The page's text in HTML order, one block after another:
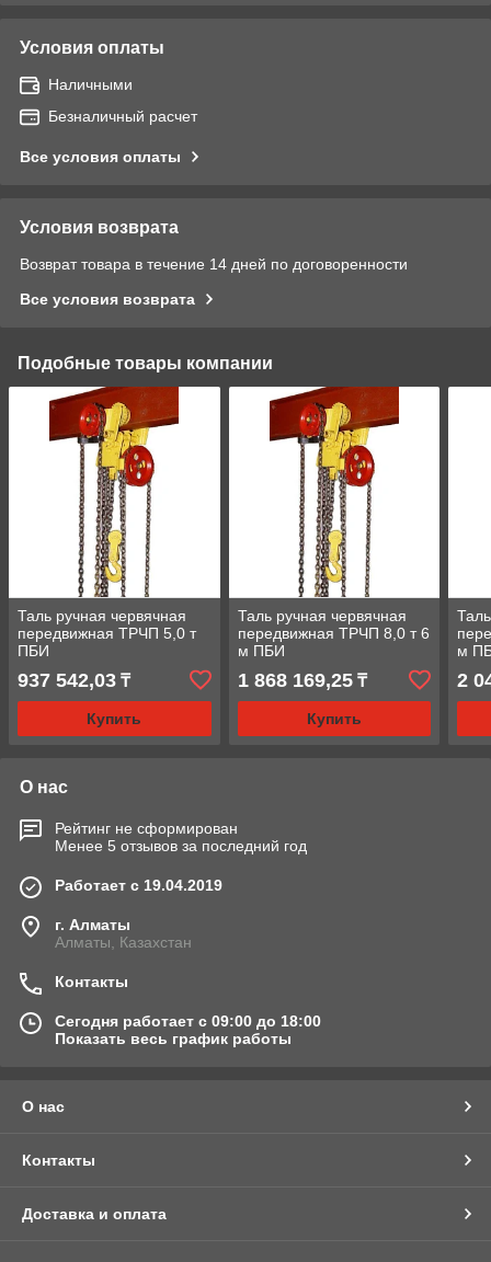
Условия оплаты
Наличными
Безналичный расчет
Все условия оплаты
Условия возврата
Возврат товара в течение 14 дней по договоренности
Все условия возврата
Подобные товары компании
Таль ручная червячная
передвижная ТРЧП 5,0 т
ПБИ
937 542,03 ₸
Купить
Таль ручная червячная
передвижная ТРЧП 8,0 т 6
м ПБИ
1 868 169,25₸
Купить
м
2
О нас
Рейтинг не сформирован
Менее 5 отзывов за последний год
Работает с 19.04.2019
г. Алматы
Алматы, Казахстан
Контакты
Сегодня работает с 09:00 до 18:00
Показать весь график работы
О нас
Контакты
Доставка и оплата